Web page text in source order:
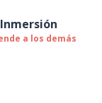
Inmersión
a los demás